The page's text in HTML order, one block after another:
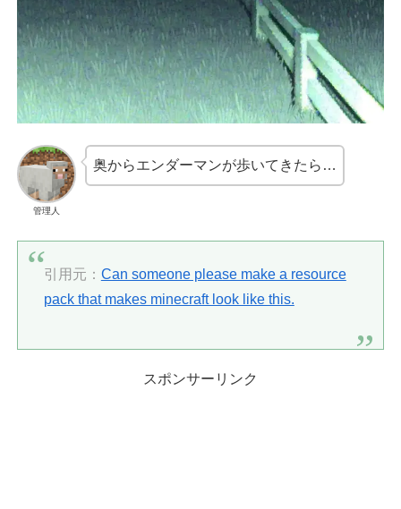
管理人
奥からエンダーマンが歩いてきたら…
引用元： Can someone please make a resource
pack that makes minecraft look like this.
スポンサーリンク